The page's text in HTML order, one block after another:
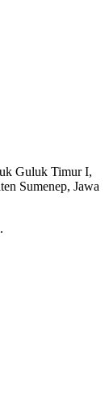
Guluk Timur I,
Sumenep, Jawa